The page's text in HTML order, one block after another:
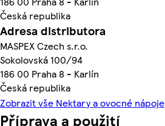
Česká republika
Adresa distributora
MASPEX Czech s.r.o.
Sokolovská 100/94
186 00 Praha 8 - Karlín
Česká republika
Zobrazit vše Nektary a ovocné nápoje
Příprava a použití